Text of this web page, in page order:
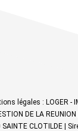
légales : LOGER -
DE LA
SAINTE CLOTILDE |